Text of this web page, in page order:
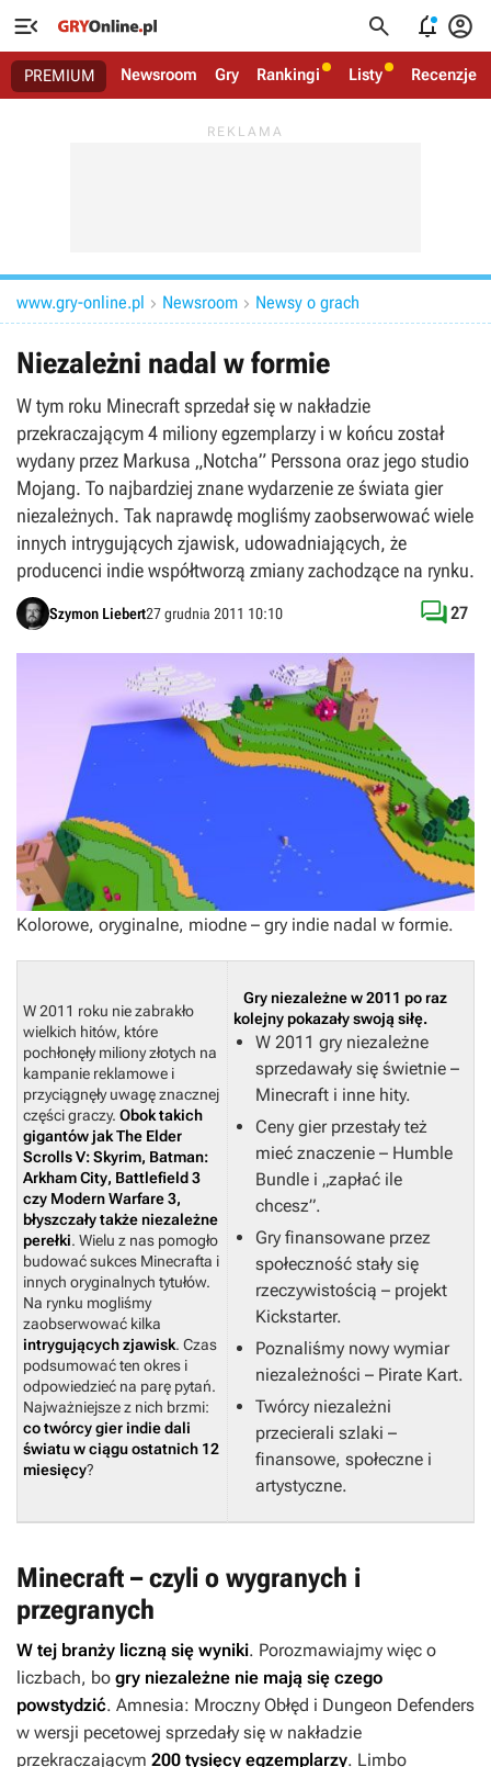
   
PREMIUM Newsroom Gry Rankingi Listy Recenzje
www.gry-online.pl  Newsroom  Newsy o grach
Niezależni nadal w formie
W tym roku Minecraft sprzedał się w nakładzie
przekraczającym 4 miliony egzemplarzy i w końcu został
wydany przez Markusa „Notcha” Perssona oraz jego studio
Mojang. To najbardziej znane wydarzenie ze świata gier
niezależnych. Tak naprawdę mogliśmy zaobserwować wiele
innych intrygujących zjawisk, udowadniających, że
producenci indie współtworzą zmiany zachodzące na rynku.
Szymon Liebert27 grudnia 2011 10:10 27
Kolorowe, oryginalne, miodne – gry indie nadal w formie.
W 2011 roku nie zabrakło
wielkich hitów, które
pochłonęły miliony złotych na
kampanie reklamowe i
przyciągnęły uwagę znacznej
części graczy. Obok takich
gigantów jakThe Elder
Scrolls V: Skyrim, Batman:
Arkham City, Battlefield 3
czy Modern Warfare 3,
błyszczały także niezależne
perełki. Wielu z nas pomogło
budować sukces Minecrafta i
innych oryginalnych tytułów.
Na rynku mogliśmy
zaobserwować kilka
intrygujących zjawisk. Czas
podsumować ten okres i
odpowiedzieć na parę pytań.
Najważniejsze z nich brzmi:
co twórcy gier indie dali
światu w ciągu ostatnich 12
miesięcy?
Gry niezależne w 2011 po raz
kolejny pokazały swoją siłę.
W 2011 gry niezależne
sprzedawały się świetnie –
Minecraft i inne hity.
Ceny gier przestały też
mieć znaczenie – Humble
Bundle i „zapłać ile
chcesz”.
Gry finansowane przez
społeczność stały się
rzeczywistością – projekt
Kickstarter.
Poznaliśmy nowy wymiar
niezależności – Pirate Kart.
Twórcy niezależni
przecierali szlaki –
finansowe, społeczne i
artystyczne.
Minecraft – czyli o wygranych i
przegranych
W tej branży liczną się wyniki. Porozmawiajmy więc o
liczbach, bo gry niezależne nie mają się czego
powstydzić. Amnesia: Mroczny Obłęd i Dungeon Defenders
w wersji pecetowej sprzedały się w nakładzie
przekraczającym 200 tysięcy egzemplarzy. Limbo